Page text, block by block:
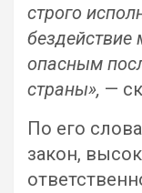
строго
бездействие
опасным
страны», —
По его
закон,